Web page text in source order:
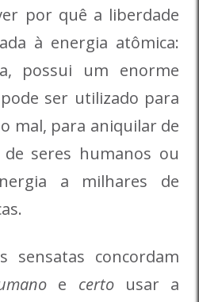
por quê a liberdade
à energia atômica:
possui um enorme
ser utilizado para
mal, para aniquilar de
seres humanos ou
a milhares de
sensatas concordam
e certousar a